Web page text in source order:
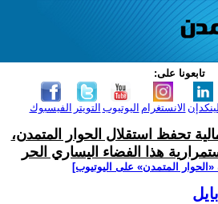
تابعونا على:
الفيسبوك التويتر اليوتيوب الانستغرام لينكدإن
تحفظ استقلال الحوار المتمدن،
هذا الفضاء اليساري الحر
المتمدن» على اليوتيوب]